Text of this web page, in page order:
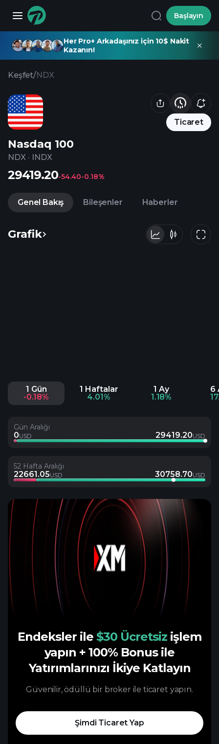
Başlayın
Her Pro+ Arkadaşınız için 10$ Nakit
Kazanın!
Keşfet/NDX
Ticaret
Nasdaq 100
NDX · INDX
29419.20-54.40-0.18%
Genel Bakış Bileşenler Haberler
Grafik
1 Gün
-0.18%
1 Haftalar
4.01%
1 Ay
1.18%
6
Gün Aralığı
0USD 29419.20USD
52 Hafta Aralığı
22661.05USD 30758.70USD
Endeksler ile $30 Ücretsiz işlem
yapın + 100% Bonus ile
Yatırımlarınızı İkiye Katlayın
Güvenilir, ödüllü bir broker ile ticaret yapın.
Şimdi Ticaret Yap